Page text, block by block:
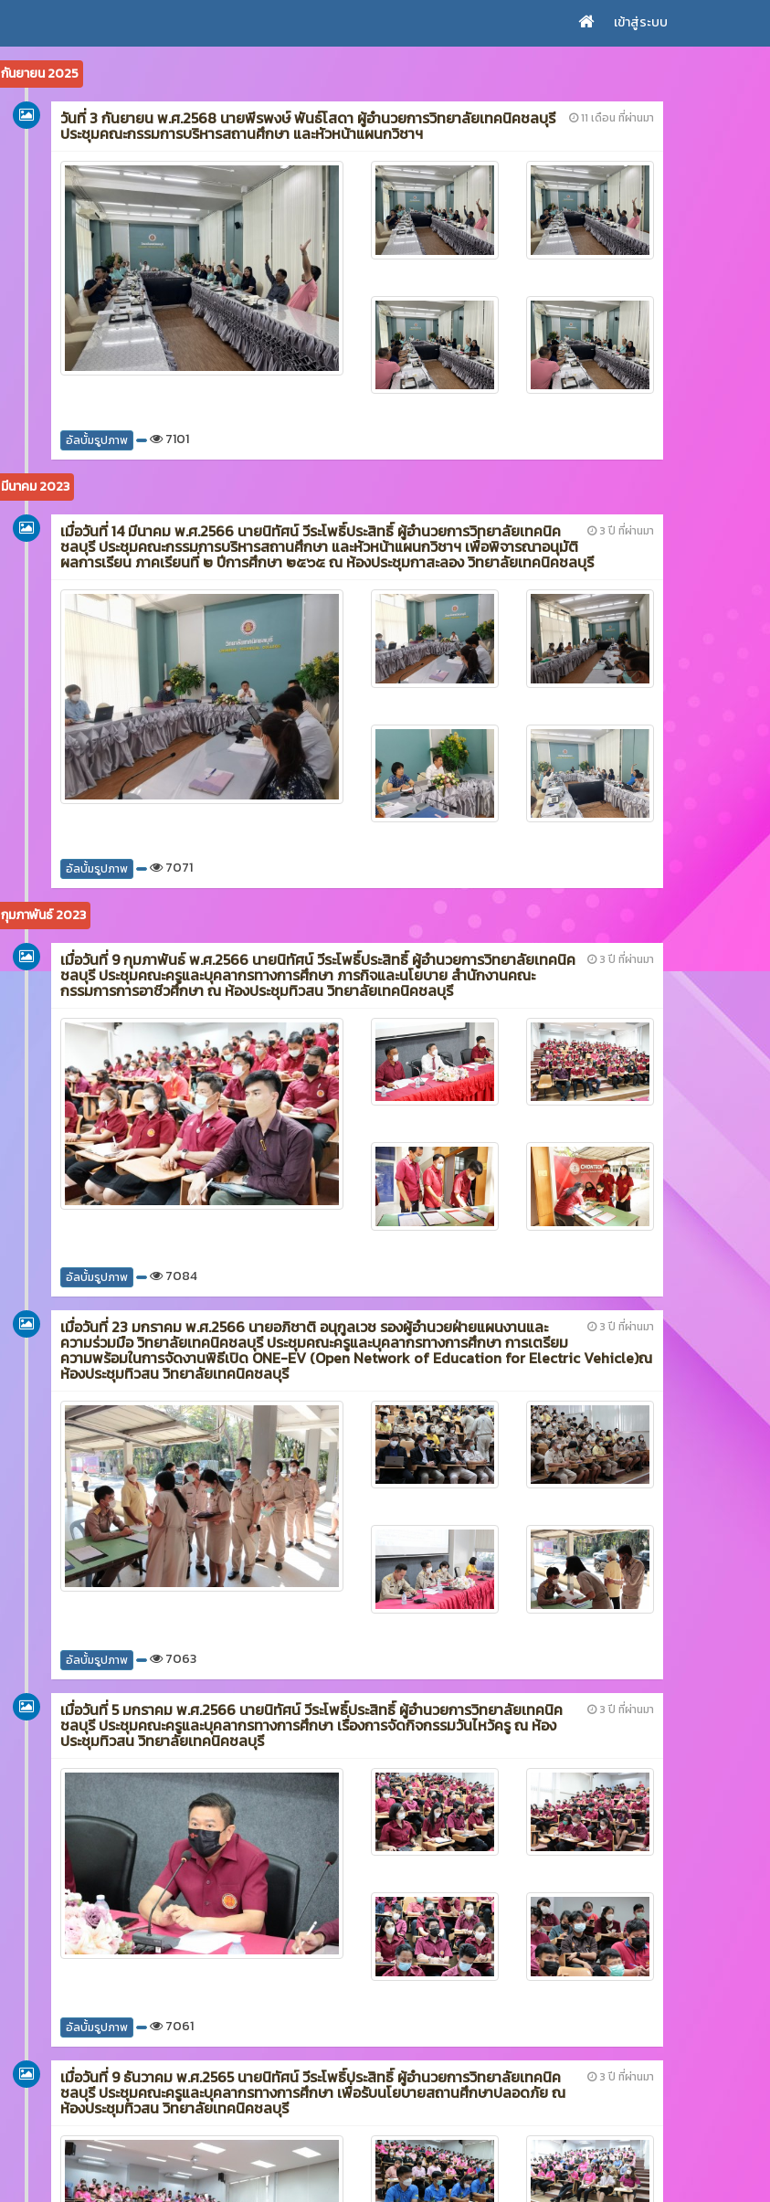
เข้าสู่ระบบ
กันยายน 2025
11 เดือน ที่ผ่านมา
วันที่ 3 กันยายน พ.ศ.2568 นายพีรพงษ์ พันธ์โสดา ผู้อำนวยการวิทยาลัยเทคนิคชลบุรี
ประชุมคณะกรรมการบริหารสถานศึกษา และหัวหน้าแผนกวิชาฯ
อัลบั้มรูปภาพ 7101
มีนาคม 2023
3 ปี ที่ผ่านมา
เมื่อวันที่ 14 มีนาคม พ.ศ.2566 นายนิทัศน์ วีระโพธิ์ประสิทธิ์ ผู้อำนวยการวิทยาลัยเทคนิค
ชลบุรี ประชุมคณะกรรมการบริหารสถานศึกษา และหัวหน้าแผนกวิชาฯ เพื่อพิจารณาอนุมัติ
ผลการเรียน ภาคเรียนที่ ๒ ปีการศึกษา ๒๕๖๕ ณ ห้องประชุมกาสะลอง วิทยาลัยเทคนิคชลบุรี
อัลบั้มรูปภาพ 7071
กุมภาพันธ์ 2023
3 ปี ที่ผ่านมา
เมื่อวันที่ 9 กุมภาพันธ์ พ.ศ.2566 นายนิทัศน์ วีระโพธิ์ประสิทธิ์ ผู้อำนวยการวิทยาลัยเทคนิค
ชลบุรี ประชุมคณะครูและบุคลากรทางการศึกษา ภารกิจและนโยบาย สำนักงานคณะ
กรรมการการอาชีวศึกษา ณ ห้องประชุมทิวสน วิทยาลัยเทคนิคชลบุรี
อัลบั้มรูปภาพ 7084
3 ปี ที่ผ่านมา
เมื่อวันที่ 23 มกราคม พ.ศ.2566 นายอภิชาติ อนุกูลเวช รองผู้อำนวยฝ่ายแผนงานและ
ความร่วมมือ วิทยาลัยเทคนิคชลบุรี ประชุมคณะครูและบุคลากรทางการศึกษา การเตรียม
ความพร้อมในการจัดงานพิธีเปิด ONE-EV (Open Network of Education for Electric Vehicle)ณ
ห้องประชุมทิวสน วิทยาลัยเทคนิคชลบุรี
อัลบั้มรูปภาพ 7063
3 ปี ที่ผ่านมา
เมื่อวันที่ 5 มกราคม พ.ศ.2566 นายนิทัศน์ วีระโพธิ์ประสิทธิ์ ผู้อำนวยการวิทยาลัยเทคนิค
ชลบุรี ประชุมคณะครูและบุคลากรทางการศึกษา เรื่องการจัดกิจกรรมวันไหว้ครู ณ ห้อง
ประชุมทิวสน วิทยาลัยเทคนิคชลบุรี
อัลบั้มรูปภาพ 7061
3 ปี ที่ผ่านมา
เมื่อวันที่ 9 ธันวาคม พ.ศ.2565 นายนิทัศน์ วีระโพธิ์ประสิทธิ์ ผู้อำนวยการวิทยาลัยเทคนิค
ชลบุรี ประชุมคณะครูและบุคลากรทางการศึกษา เพื่อรับนโยบายสถานศึกษาปลอดภัย ณ
ห้องประชุมทิวสน วิทยาลัยเทคนิคชลบุรี